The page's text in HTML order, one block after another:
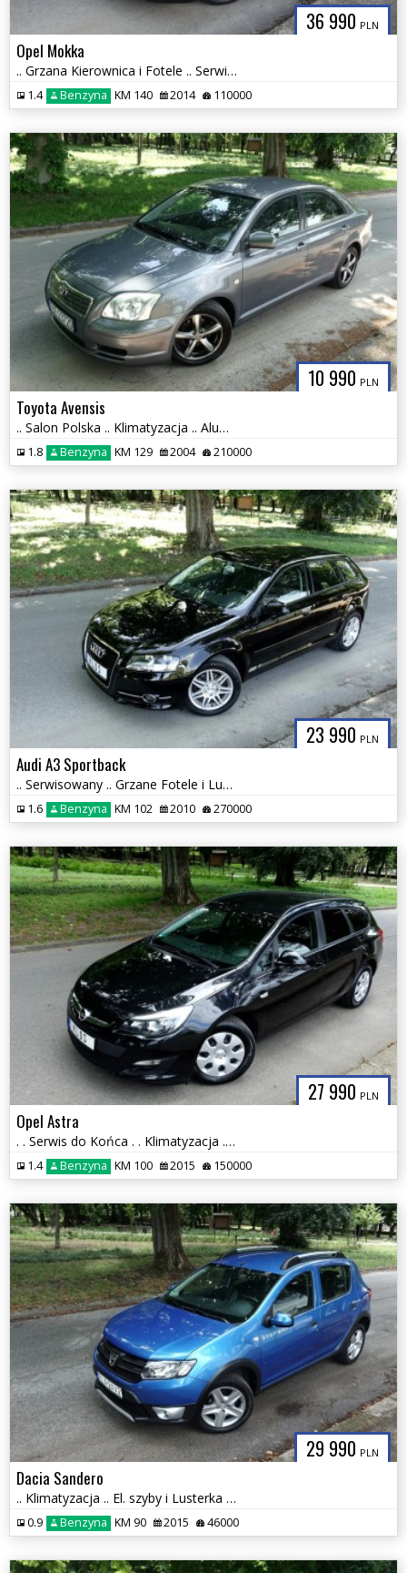
36 990 PLN
Opel Mokka
.. Grzana Kierownica i Fotele .. Serwisowany .. PDC przód i tył .. Hak
1.4 Benzyna KM 140 2014 110000
10 990 PLN
Toyota Avensis
.. Salon Polska .. Klimatyzacja .. Aluminiowe Felgi ..
1.8 Benzyna KM 129 2004 210000
23 990 PLN
Audi A3 Sportback
.. Serwisowany .. Grzane Fotele i Lusterka .. Klimatyzacja .. Stan BDB
1.6 Benzyna KM 102 2010 270000
27 990 PLN
Opel Astra
. . Serwis do Końca . . Klimatyzacja . . Stan BDB . .
1.4 Benzyna KM 100 2015 150000
29 990 PLN
Dacia Sandero
.. Klimatyzacja .. El. szyby i Lusterka .. Tempomat ..
0.9 Benzyna KM 90 2015 46000